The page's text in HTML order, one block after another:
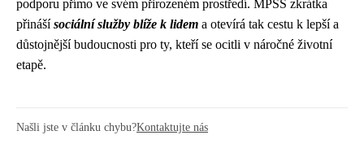
podporu přímo ve svém přirozeném prostředí. MPSS zkrátka
přinášísociální služby blíže k lidem a otevírá tak cestu k lepší a
důstojnější budoucnosti pro ty, kteří se ocitli v náročné životní
etapě.
Našli jste v článku chybu?Kontaktujte nás